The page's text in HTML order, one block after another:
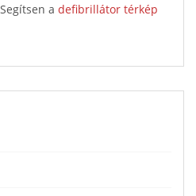
a defibrillátor térkép